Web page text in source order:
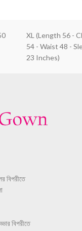
XL (Length 56 -
54 - Waist 48 -
23 Inches)
বিপরীতে
বিপরীতে